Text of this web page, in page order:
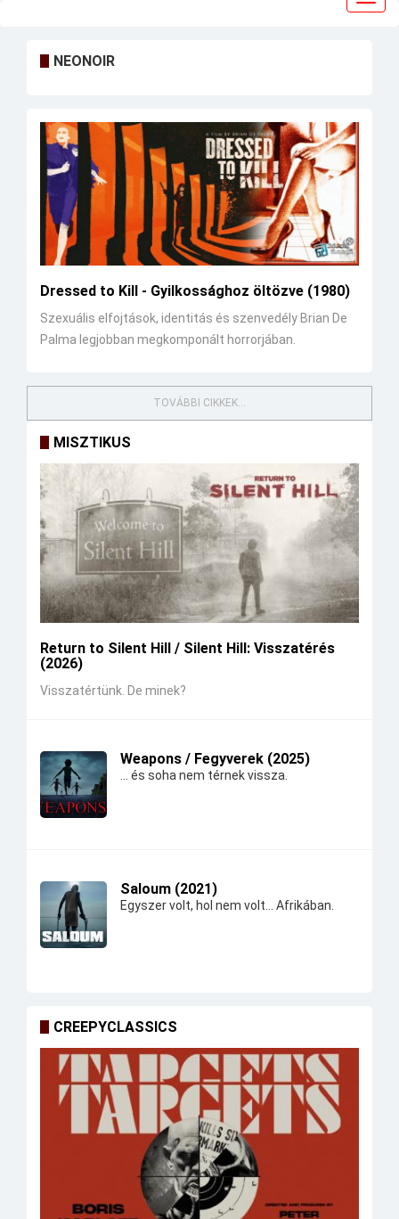
NEONOIR
Dressed to Kill - Gyilkossághoz öltözve (1980)
Szexuális elfojtások, identitás és szenvedély Brian De
Palma legjobban megkomponált horrorjában.
TOVÁBBI CIKKEK...
MISZTIKUS
Return to Silent Hill / Silent Hill: Visszatérés
(2026)
Visszatértünk. De minek?
Weapons / Fegyverek (2025)
... és soha nem térnek vissza.
Saloum (2021)
Egyszer volt, hol nem volt... Afrikában.
CREEPYCLASSICS